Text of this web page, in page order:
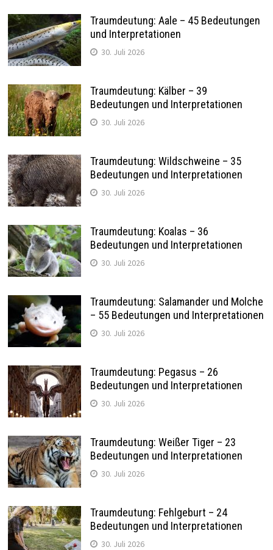
Traumdeutung: Aale – 45 Bedeutungen
und Interpretationen
30. Juli 2026
Traumdeutung: Kälber – 39
Bedeutungen und Interpretationen
30. Juli 2026
Traumdeutung: Wildschweine – 35
Bedeutungen und Interpretationen
30. Juli 2026
Traumdeutung: Koalas – 36
Bedeutungen und Interpretationen
30. Juli 2026
Traumdeutung: Salamander und Molche
– 55 Bedeutungen und Interpretationen
30. Juli 2026
Traumdeutung: Pegasus – 26
Bedeutungen und Interpretationen
30. Juli 2026
Traumdeutung: Weißer Tiger – 23
Bedeutungen und Interpretationen
30. Juli 2026
Traumdeutung: Fehlgeburt – 24
Bedeutungen und Interpretationen
30. Juli 2026